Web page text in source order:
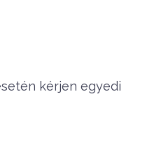
kérjen egyedi